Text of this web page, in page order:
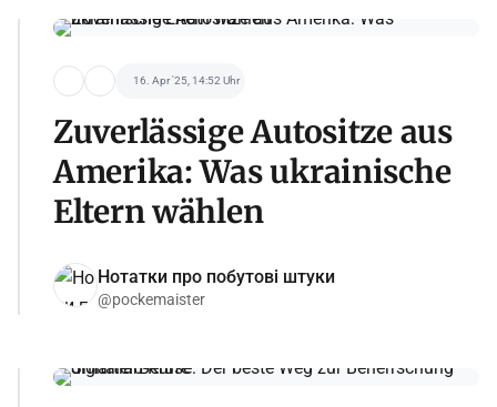
16. Apr '25, 14:52 Uhr
Zuverlässige Autositze aus
Amerika: Was ukrainische
Eltern wählen
Нотатки про побутові штуки
@pockemaister